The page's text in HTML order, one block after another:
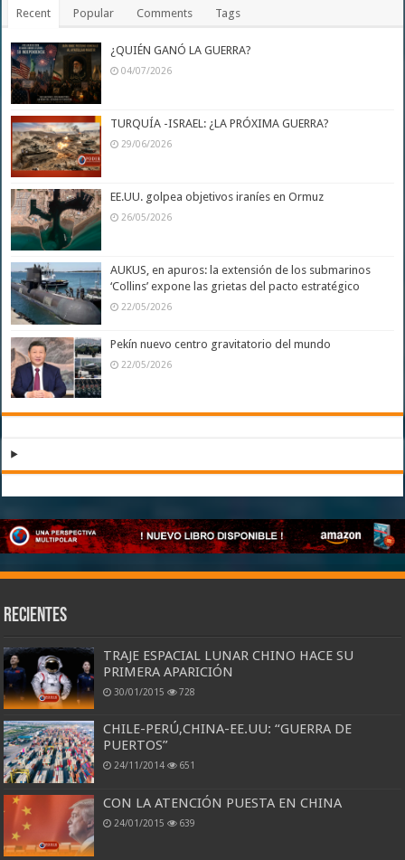
Recent Popular Comments Tags
¿QUIÉN GANÓ LA GUERRA?
04/07/2026
TURQUÍA -ISRAEL: ¿LA PRÓXIMA GUERRA?
29/06/2026
EE.UU. golpea objetivos iraníes en Ormuz
26/05/2026
AUKUS, en apuros: la extensión de los submarinos
‘Collins’ expone las grietas del pacto estratégico
22/05/2026
Pekín nuevo centro gravitatorio del mundo
22/05/2026
Recientes
TRAJE ESPACIAL LUNAR CHINO HACE SU
PRIMERA APARICIÓN
30/01/2015 728
CHILE-PERÚ,CHINA-EE.UU: “GUERRA DE
PUERTOS”
24/11/2014 651
CON LA ATENCIÓN PUESTA EN CHINA
24/01/2015 639